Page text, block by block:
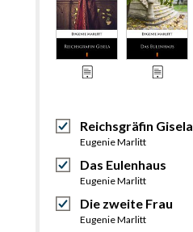
Reichsgräfin Gisela
Eugenie Marlitt
Das Eulenhaus
Eugenie Marlitt
Die zweite Frau
Eugenie Marlitt